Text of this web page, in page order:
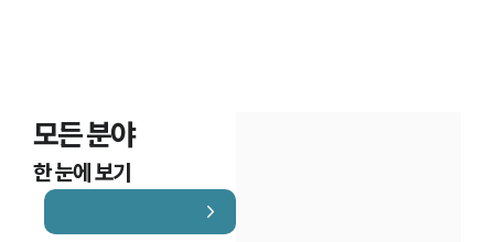
모든 분야
한 눈에 보기